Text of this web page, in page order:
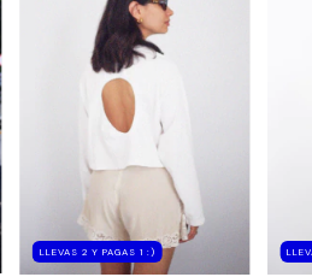
LLEVAS 2 Y PAGAS 1 :)